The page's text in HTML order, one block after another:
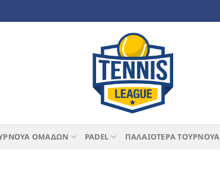
ΟΜΑΔΩΝ PADEL ΠΑΛΑΙΟΤΕΡΑ ΤΟΥΡΝΟΥΑ